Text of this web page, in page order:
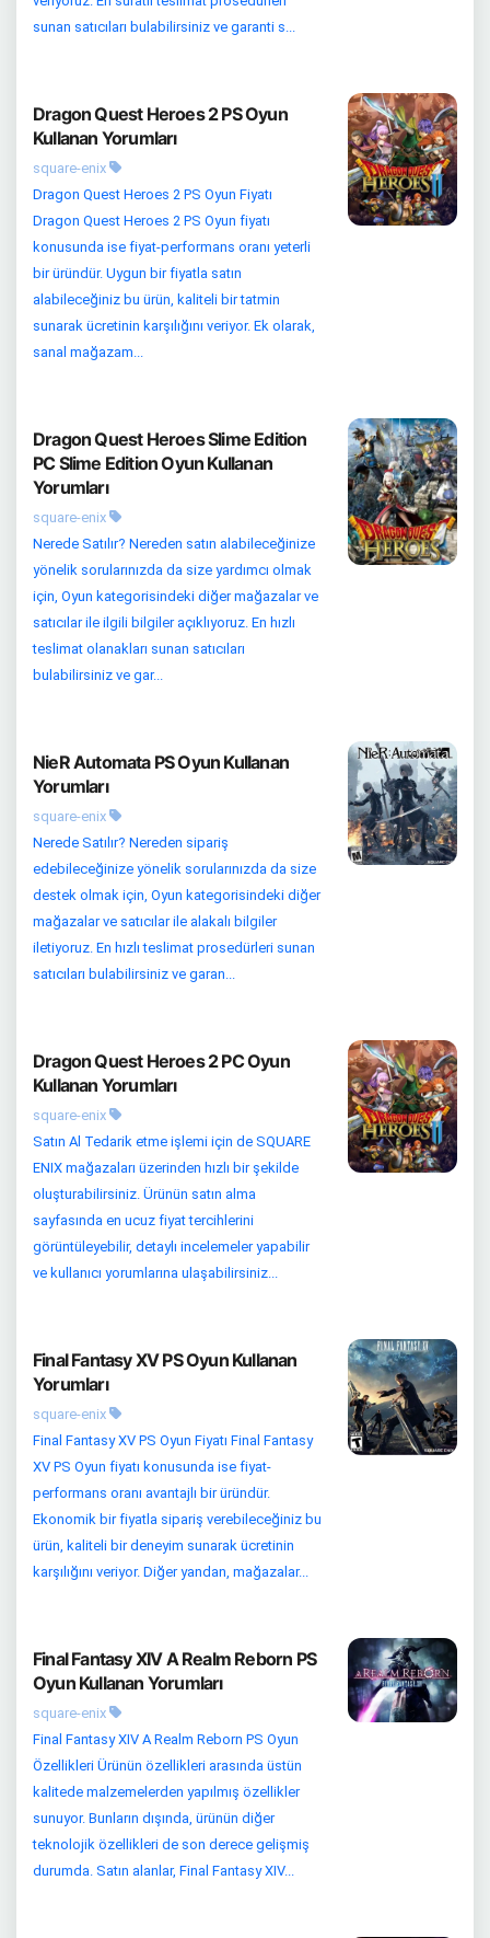
sunan satıcıları bulabilirsiniz ve garanti s...
Dragon Quest Heroes 2 PS Oyun
Kullanan Yorumları
square-enix
Dragon Quest Heroes 2 PS Oyun Fiyatı
Dragon Quest Heroes 2 PS Oyun fiyatı
konusunda ise fiyat-performans oranı yeterli
bir üründür. Uygun bir fiyatla satın
alabileceğiniz bu ürün, kaliteli bir tatmin
sunarak ücretinin karşılığını veriyor. Ek olarak,
sanal mağazam...
Dragon Quest Heroes Slime Edition
PC Slime Edition Oyun Kullanan
Yorumları
square-enix
Nerede Satılır? Nereden satın alabileceğinize
yönelik sorularınızda da size yardımcı olmak
için, Oyun kategorisindeki diğer mağazalar ve
satıcılar ile ilgili bilgiler açıklıyoruz. En hızlı
teslimat olanakları sunan satıcıları
bulabilirsiniz ve gar...
NieR Automata PS Oyun Kullanan
Yorumları
square-enix
Nerede Satılır? Nereden sipariş
edebileceğinize yönelik sorularınızda da size
destek olmak için, Oyun kategorisindeki diğer
mağazalar ve satıcılar ile alakalı bilgiler
iletiyoruz. En hızlı teslimat prosedürleri sunan
satıcıları bulabilirsiniz ve garan...
Dragon Quest Heroes 2 PC Oyun
Kullanan Yorumları
square-enix
Satın Al Tedarik etme işlemi için de SQUARE
ENIX mağazaları üzerinden hızlı bir şekilde
oluşturabilirsiniz. Ürünün satın alma
sayfasında en ucuz fiyat tercihlerini
görüntüleyebilir, detaylı incelemeler yapabilir
ve kullanıcı yorumlarına ulaşabilirsiniz...
Final Fantasy XV PS Oyun Kullanan
Yorumları
square-enix
Final Fantasy XV PS Oyun Fiyatı Final Fantasy
XV PS Oyun fiyatı konusunda ise fiyat-
performans oranı avantajlı bir üründür.
Ekonomik bir fiyatla sipariş verebileceğiniz bu
ürün, kaliteli bir deneyim sunarak ücretinin
karşılığını veriyor. Diğer yandan, mağazalar...
Final Fantasy XIV A Realm Reborn PS
Oyun Kullanan Yorumları
square-enix
Final Fantasy XIV A Realm Reborn PS Oyun
Özellikleri Ürünün özellikleri arasında üstün
kalitede malzemelerden yapılmış özellikler
sunuyor. Bunların dışında, ürünün diğer
teknolojik özellikleri de son derece gelişmiş
durumda. Satın alanlar, Final Fantasy XIV...